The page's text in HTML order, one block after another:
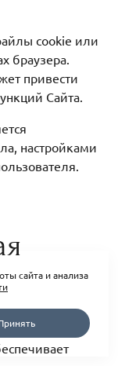
cookie или
браузера.
привести
Сайта.
настройками
граждан
сайта и анализа